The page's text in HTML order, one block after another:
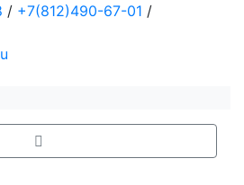
/ +7(812)490-67-01 /